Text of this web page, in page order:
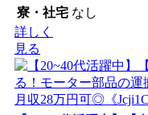
寮・社宅 なし
詳しく
見る